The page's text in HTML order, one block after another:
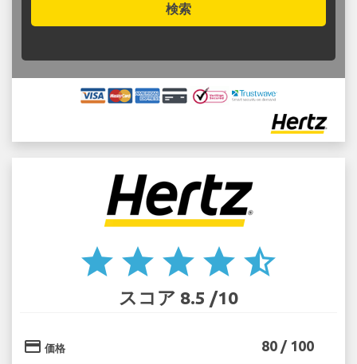
検索
star star star star star_half
スコア 8.5 /10
credit_card 価格 80 / 100